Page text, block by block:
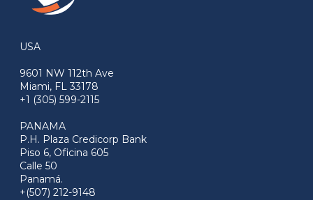
USA
9601 NW 112th Ave
Miami, FL 33178
+1 (305) 599-2115
PANAMA
P.H. Plaza Credicorp Bank
Piso 6, Oficina 605
Calle 50
Panamá.
+(507) 212-9148